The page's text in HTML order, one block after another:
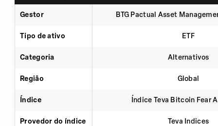
Gestor BTG Pactual Asset
Tipo de ativo ETF
Categoria Alternativos
Região Global
Índice Índice Teva Bitcoin Fear
Provedor do índice Teva Indices